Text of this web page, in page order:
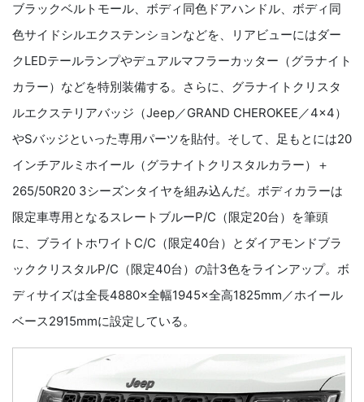
ブラックベルトモール、ボディ同色ドアハンドル、ボディ同
色サイドシルエクステンションなどを、リアビューにはダー
クLEDテールランプやデュアルマフラーカッター（グラナイト
カラー）などを特別装備する。さらに、グラナイトクリスタ
ルエクステリアバッジ（Jeep／GRAND CHEROKEE／4×4）
やSバッジといった専用パーツを貼付。そして、足もとには20
インチアルミホイール（グラナイトクリスタルカラー）＋
265/50R20 3シーズンタイヤを組み込んだ。ボディカラーは
限定車専用となるスレートブルーP/C（限定20台）を筆頭
に、ブライトホワイトC/C（限定40台）とダイアモンドブラ
ッククリスタルP/C（限定40台）の計3色をラインアップ。ボ
ディサイズは全長4880×全幅1945×全高1825mm／ホイール
ベース2915mmに設定している。